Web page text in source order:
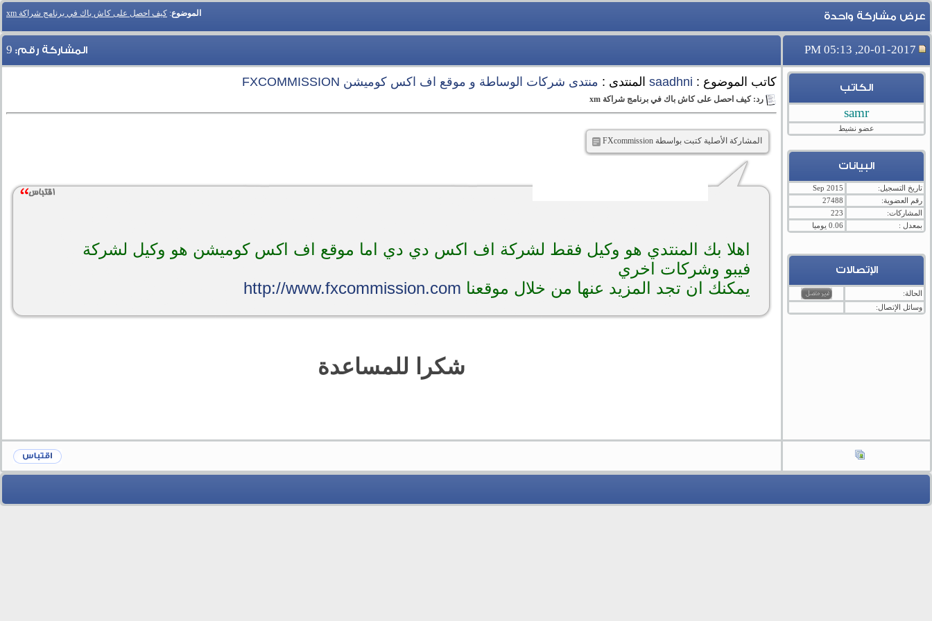
الموضوع: كيف احصل على كاش باك في برنامج شراكة xm عرض مشاركة واحدة
20-01-2017, 05:13 PM المشاركة رقم: 9
الكاتب
samr
عضو نشيط
البيانات
تاريخ التسجيل:
Sep 2015
رقم العضوية:
27488
المشاركات:
223
بمعدل :
0.06 يوميا
الإتصالات
الحالة:
وسائل الإتصال:
كاتب الموضوع : saadhni المنتدى : منتدى شركات الوساطة و موقع اف اكس كوميشن FXCOMMISSION
رد: كيف احصل على كاش باك في برنامج شراكة xm
المشاركة الأصلية كتبت بواسطة FXcommission
اهلا بك المنتدي هو وكيل فقط لشركة اف اكس دي دي اما موقع اف اكس كوميشن هو وكيل لشركة
فيبو وشركات اخري
يمكنك ان تجد المزيد عنها من خلال موقعنا http://www.fxcommission.com
شكرا للمساعدة